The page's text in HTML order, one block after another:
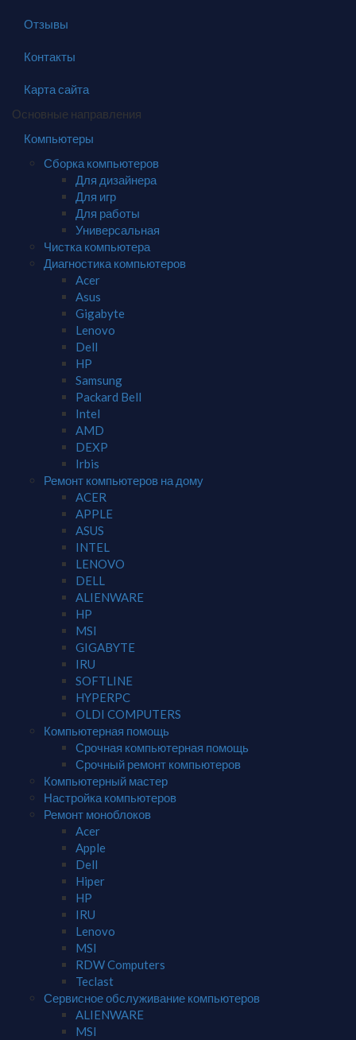
Отзывы
Контакты
Карта сайта
Основные направления
Компьютеры
Сборка компьютеров
Для дизайнера
Для игр
Для работы
Универсальная
Чистка компьютера
Диагностика компьютеров
Acer
Asus
Gigabyte
Lenovo
Dell
HP
Samsung
Packard Bell
Intel
AMD
DEXP
Irbis
Ремонт компьютеров на дому
ACER
APPLE
ASUS
INTEL
LENOVO
DELL
ALIENWARE
HP
MSI
GIGABYTE
IRU
SOFTLINE
HYPERPC
OLDI COMPUTERS
Компьютерная помощь
Срочная компьютерная помощь
Срочный ремонт компьютеров
Компьютерный мастер
Настройка компьютеров
Ремонт моноблоков
Acer
Apple
Dell
Hiper
HP
IRU
Lenovo
MSI
RDW Computers
Teclast
Сервисное обслуживание компьютеров
ALIENWARE
MSI